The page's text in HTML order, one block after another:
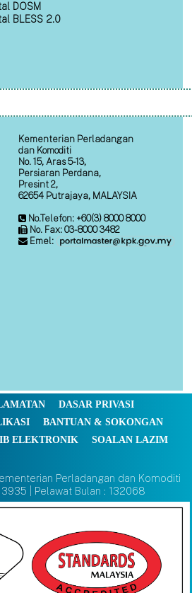
DOSM
BLESS 2.0
Kementerian Perladangan
dan Komoditi
No. 15, Aras 5-13,
Persiaran Perdana,
Presint 2,
62654 Putrajaya, MALAYSIA
No.Telefon: +60(3) 8000 8000
No. Fax: 03-8000 3482
Emel:
DASAR PRIVASI
BANTUAN & SOKONGAN
ELEKTRONIK SOALAN LAZIM
Perladangan dan Komoditi
3935 | Pelawat Bulan : 132068